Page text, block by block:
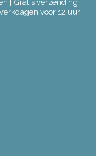
voor 12 uur